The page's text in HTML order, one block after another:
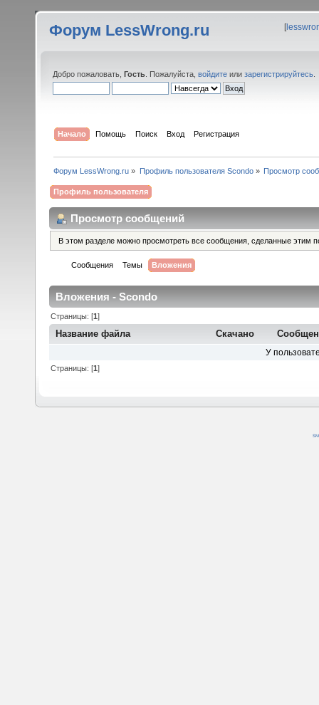
Форум LessWrong.ru [
Добро пожаловать, Гость . Пожалуйста, войдите или зарегистрируйтесь
Начало Помощь Поиск Вход Регистрация
Форум LessWrong.ru » Профиль пользователя Scondo» Просмотр
Профиль пользователя
Просмотр сообщений
В этом разделе можно просмотреть все сообщения, сделанные этим
Сообщения Темы Вложения
Вложения - Scondo
Страницы: [1]
Название файла Скачано
У
Страницы: [1]